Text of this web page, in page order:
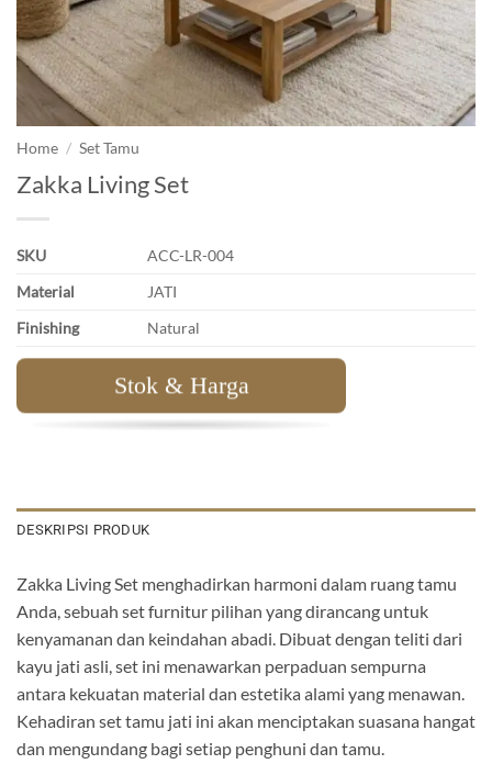
Home / Set Tamu
Zakka Living Set
SKU
ACC-LR-004
Material
JATI
Finishing
Natural
Stok & Harga
DESKRIPSI PRODUK
Zakka Living Set menghadirkan harmoni dalam ruang tamu
Anda, sebuah set furnitur pilihan yang dirancang untuk
kenyamanan dan keindahan abadi. Dibuat dengan teliti dari
kayu jati asli, set ini menawarkan perpaduan sempurna
antara kekuatan material dan estetika alami yang menawan.
Kehadiran set tamu jati ini akan menciptakan suasana hangat
dan mengundang bagi setiap penghuni dan tamu.